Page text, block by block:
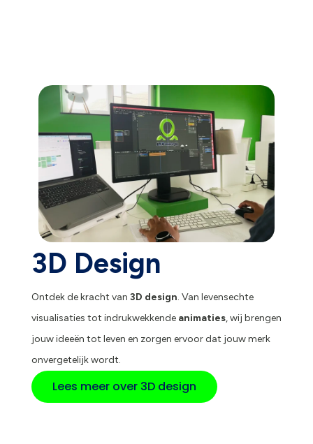
3D Design
Ontdek de kracht van 3D design. Van levensechte
visualisaties tot indrukwekkende animaties, wij brengen
jouw ideeën tot leven en zorgen ervoor dat jouw merk
onvergetelijk wordt.
Lees meer over 3D design